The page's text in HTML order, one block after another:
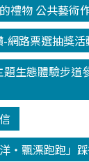
禮物 公共藝術
網路票選抽獎活
題生態體驗步道
洋‧飄漂跑跑」